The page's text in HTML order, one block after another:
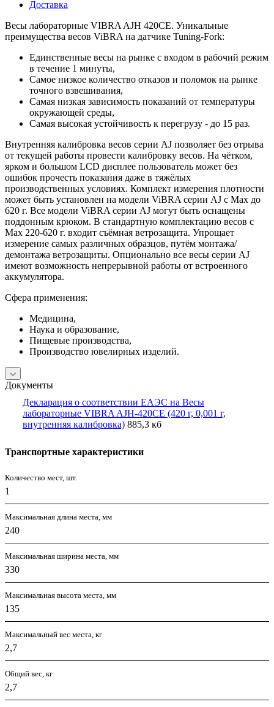
Доставка
Весы лабораторные VIBRA AJH 420CE. Уникальные
преимущества весов ViBRA на датчике Tuning-Fork:
Единственные весы на рынке с входом в рабочий режим
в течение 1 минуты,
Самое низкое количество отказов и поломок на рынке
точного взвешивания,
Самая низкая зависимость показаний от температуры
окружающей среды,
Самая высокая устойчивость к перегрузу - до 15 раз.
Внутренняя калибровка весов серии AJ позволяет без отрыва
от текущей работы провести калибровку весов. На чётком,
ярком и большом LCD дисплее пользователь может без
ошибок прочесть показания даже в тяжёлых
производственных условиях. Комплект измерения плотности
может быть установлен на модели ViBRA серии AJ с Max до
620 г. Все модели ViBRA серии AJ могут быть оснащены
поддонным крюком. В стандартную комплектацию весов с
Max 220-620 г. входит съёмная ветрозащита. Упрощает
измерение самых различных образцов, путём монтажа/
демонтажа ветрозащиты. Опционально все весы серии AJ
имеют возможность непрерывной работы от встроенного
аккумулятора.
Сфера применения:
Медицина,
Наука и образование,
Пищевые производства,
Производство ювелирных изделий.
Документы
Декларация о соответствии ЕАЭС на Весы
лабораторные VIBRA AJH-420CE (420 г, 0,001 г,
внутренняя калибровка) 885,3 кб
Транспортные характеристики
Количество мест, шт.
1
Максимальная длина места, мм
240
Максимальная ширина места, мм
330
Максимальная высота места, мм
135
Максимальный вес места, кг
2,7
Общий вес, кг
2,7